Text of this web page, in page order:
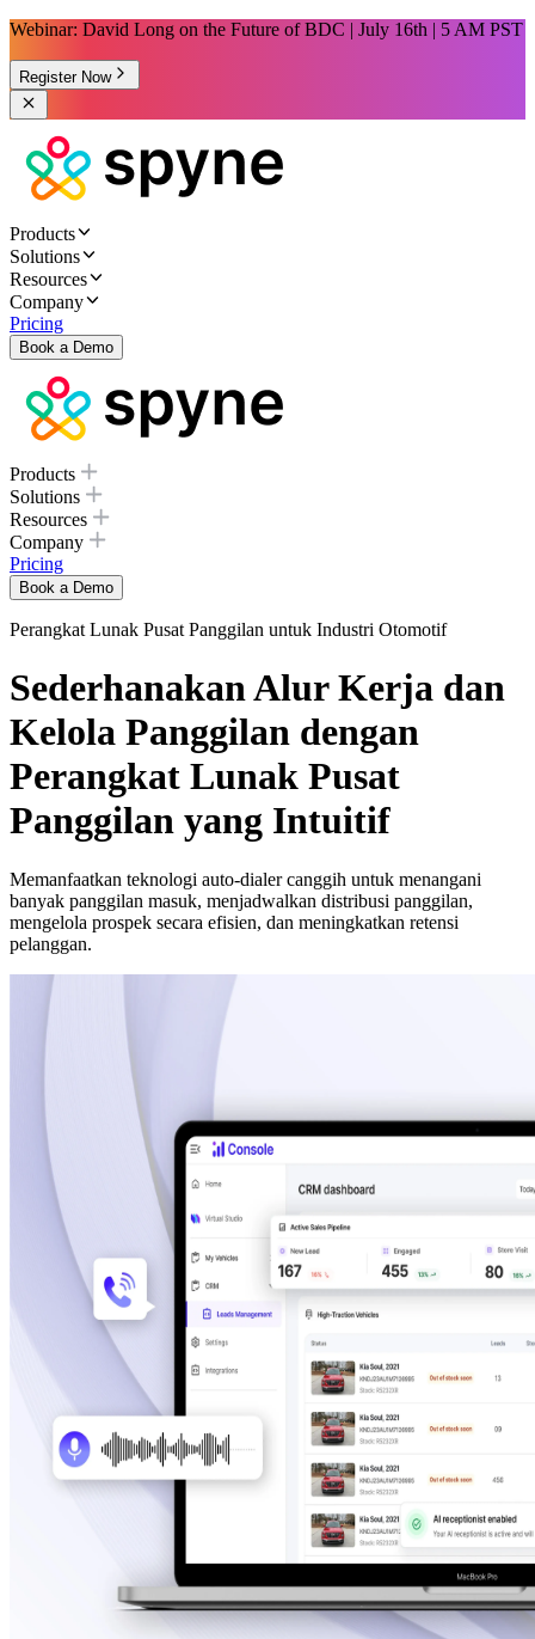
Webinar: David Long on the Future of BDC | July 16th | 5 AM PST
Register Now
Products
Solutions
Resources
Company
Pricing
Book a Demo
Products
Solutions
Resources
Company
Pricing
Book a Demo
Perangkat Lunak Pusat Panggilan untuk Industri Otomotif
Sederhanakan Alur Kerja dan
Kelola Panggilan dengan
Perangkat Lunak Pusat
Panggilan yang Intuitif
Memanfaatkan teknologi auto-dialer canggih untuk menangani
banyak panggilan masuk, menjadwalkan distribusi panggilan,
mengelola prospek secara efisien, dan meningkatkan retensi
pelanggan.